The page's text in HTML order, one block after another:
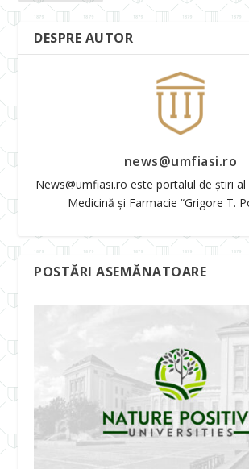
DESPRE AUTOR
news@umfiasi.ro
News@umfiasi.ro este portalul de știri
Medicină și Farmacie “Grigore T.
POSTĂRI ASEMĂNATOARE